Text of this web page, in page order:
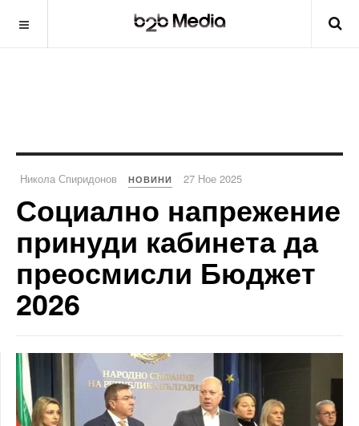
Никола Спиридонов НОВИНИ 27 Ное 2025
Социално напрежение
принуди кабинета да
преосмисли Бюджет
2026